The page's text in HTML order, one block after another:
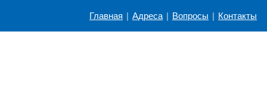
Главная | Адреса | Вопросы | Контакты